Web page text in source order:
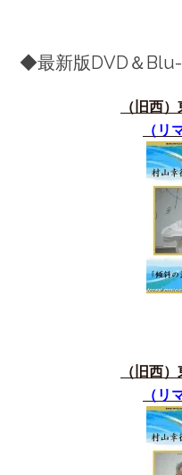
◆最新版DVD＆
（旧西
（リ
（旧西
（リ